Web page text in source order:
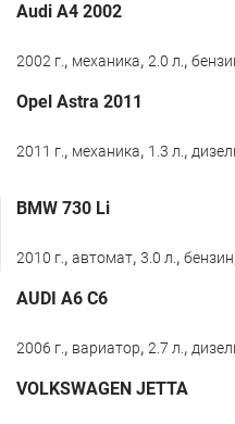
Audi A4 2002
2002 г., механика, 2.0 л.,
Opel Astra 2011
2011 г., механика, 1.3 л.,
BMW 730 Li
2010 г., автомат, 3.0 л., бензин
AUDI A6 C6
2006 г., вариатор, 2.7 л.,
VOLKSWAGEN JETTA